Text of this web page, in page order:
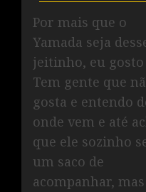
Por mais que o
Yamada seja
jeitinho, eu gosto
Tem gente que
gosta e entendo
onde vem e até
que ele sozinho
um saco de
acompanhar, mas